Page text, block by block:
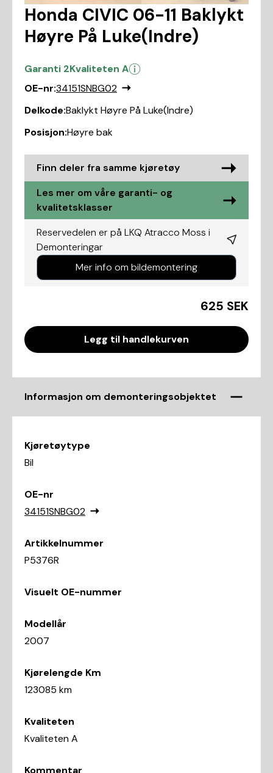
Honda CIVIC 06-11 Baklykt
Høyre På Luke(Indre)
Garanti 2Kvaliteten A
OE-nr:34151SNBG02
Delkode:Baklykt Høyre På Luke(Indre)
Posisjon:Høyre bak
Finn deler fra samme kjøretøy
Les mer om våre garanti- og
kvalitetsklasser
Reservedelen er på LKQ Atracco Moss i
Demonteringar
Mer info om bildemontering
625 SEK
Legg til handlekurven
Informasjon om demonteringsobjektet
Kjøretøytype
Bil
OE-nr
34151SNBG02
Artikkelnummer
P5376R
Visuelt OE-nummer
Modellår
2007
Kjørelengde Km
123085 km
Kvaliteten
Kvaliteten A
Kommentar